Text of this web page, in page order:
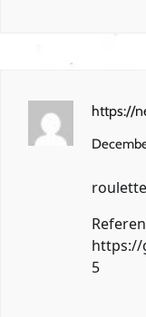
https://
https://
5